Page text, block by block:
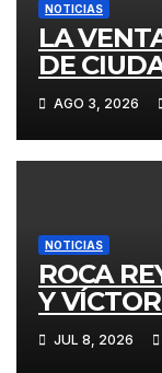
NOTICIAS
LA
DE
GESTION
AGO 3, 2026
NOTICIAS
ROCA
Y
FERIA
PRADO
JUL 8, 2026